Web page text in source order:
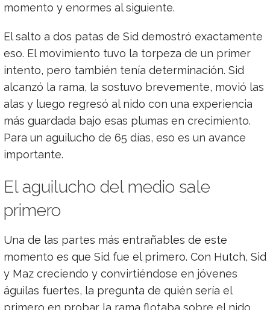
momento y enormes al siguiente.
El salto a dos patas de Sid demostró exactamente
eso. El movimiento tuvo la torpeza de un primer
intento, pero también tenía determinación. Sid
alcanzó la rama, la sostuvo brevemente, movió las
alas y luego regresó al nido con una experiencia
más guardada bajo esas plumas en crecimiento.
Para un aguilucho de 65 días, eso es un avance
importante.
El aguilucho del medio sale
primero
Una de las partes más entrañables de este
momento es que Sid fue el primero. Con Hutch, Sid
y Maz creciendo y convirtiéndose en jóvenes
águilas fuertes, la pregunta de quién sería el
primero en probar la rama flotaba sobre el nido